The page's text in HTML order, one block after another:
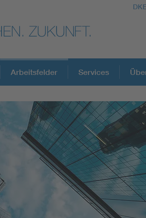
DKE Fachinformationen
Blitzschutz: DIN EN 62305 in der
Circular Economy für mehr
Cybersecurity in der
Arbeitsfelder Services